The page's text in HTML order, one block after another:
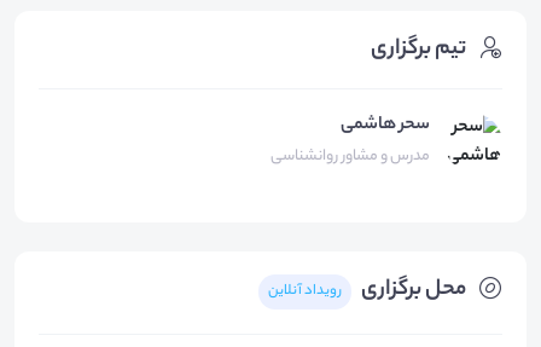
محل برگزاری رویداد آنلاین
تیم برگزاری
سحر هاشمی
مدرس و مشاور روانشناسی